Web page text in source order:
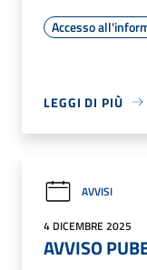
Accesso
LEGGI DI PIÙ
AVVISI
4 DICEMBRE 2025
AVVISO